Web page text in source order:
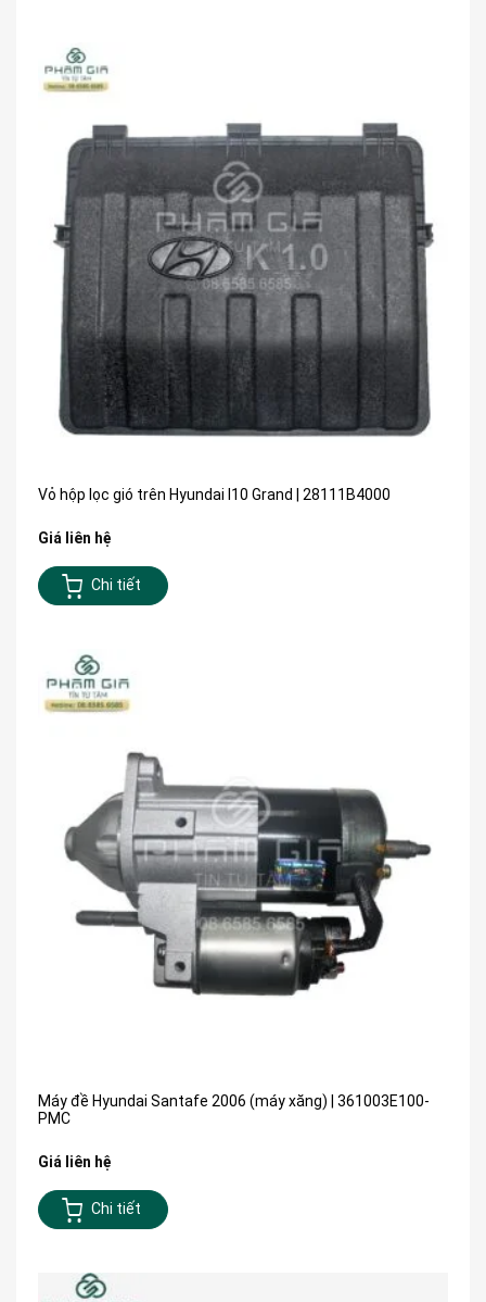
Vỏ hộp lọc gió trên Hyundai I10 Grand | 28111B4000
Giá liên hệ
Chi tiết
Máy đề Hyundai Santafe 2006 (máy xăng) | 361003E100-
PMC
Giá liên hệ
Chi tiết